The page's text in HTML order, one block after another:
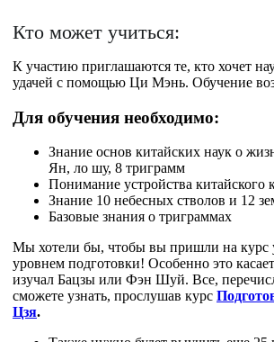
Кто может учиться:
К участию приглашаются те, кто хочет
удачей с помощью Ци Мэнь. Обучение
Для обучения необходимо:
Знание основ китайских наук о
Ян, ло шу, 8 триграмм
Понимание устройства китайского
Знание 10 небесных стволов и 12
Базовые знания о триграммах
Мы хотели бы, чтобы вы пришли на
уровнем подготовки! Особенно это
изучал Бацзы или Фэн Шуй. Все,
сможете узнать, прослушав курс
Цзя.